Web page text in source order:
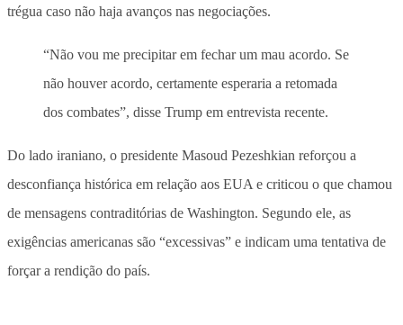
trégua caso não haja avanços nas negociações.
“Não vou me precipitar em fechar um mau acordo. Se
não houver acordo, certamente esperaria a retomada
dos combates”, disse Trump em entrevista recente.
Do lado iraniano, o presidente Masoud Pezeshkian reforçou a
desconfiança histórica em relação aos EUA e criticou o que chamou
de mensagens contraditórias de Washington. Segundo ele, as
exigências americanas são “excessivas” e indicam uma tentativa de
forçar a rendição do país.